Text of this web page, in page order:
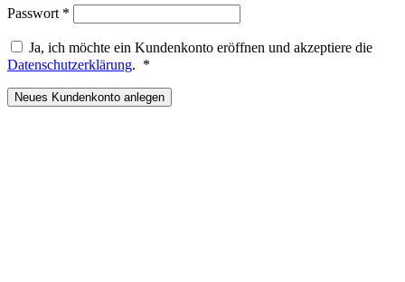
Passwort *
Ja, ich möchte ein Kundenkonto eröffnen und akzeptiere die
Datenschutzerklärung. *
Neues Kundenkonto anlegen